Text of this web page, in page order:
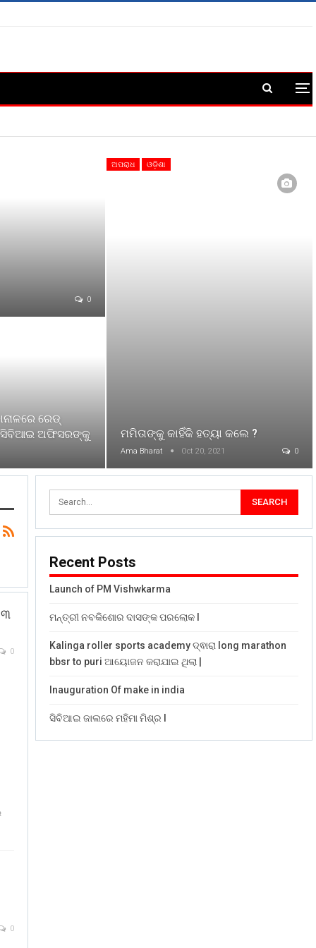
0
ରେଡ୍
ସିବିଆଇ ଅଫିସରଙ୍କୁ
ଅପରାଧ ଓଡ଼ିଶା
ମମିତାଙ୍କୁ କାହିଁକି ହତ୍ୟା କଲେ ?
Ama Bharat Oct 20, 2021 0
0
0
Recent Posts
Launch of PM Vishwkarma
ମନ୍ତ୍ରୀ ନବକିଶୋର ଦାସଙ୍କ ପରଲୋକ l
Kalinga roller sports academy ଦ୍ଵାରା long marathon
bbsr to puri ଆୟୋଜନ କରାଯାଇ ଥିଲା |
Inauguration Of make in india
ସିବିଆଇ ଜାଲରେ ମହିମା ମିଶ୍ର l